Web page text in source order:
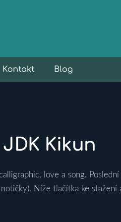
Kontakt Blog
JDK Kikun
love a song.
Níže tlačítka ke